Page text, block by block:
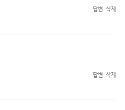
답변 삭제
답변 삭제